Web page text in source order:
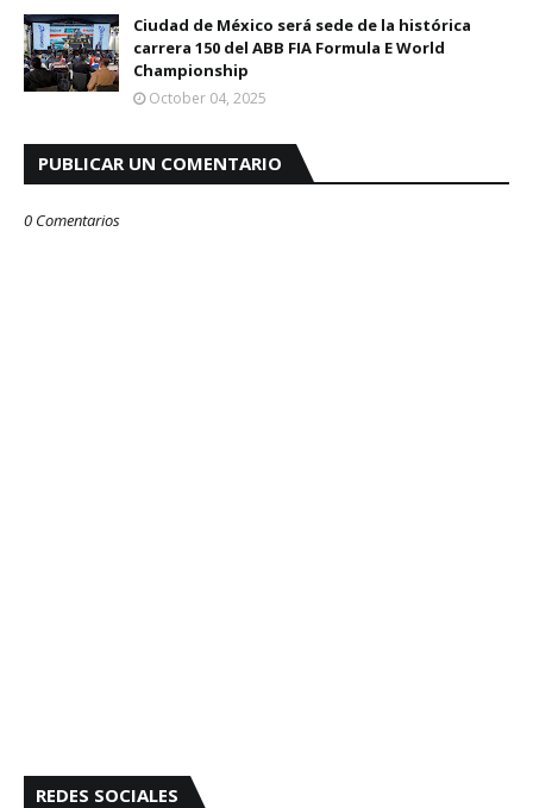
Ciudad de México será sede de la histórica
carrera 150 del ABB FIA Formula E World
Championship
October 04, 2025
PUBLICAR UN COMENTARIO
0 Comentarios
REDES SOCIALES